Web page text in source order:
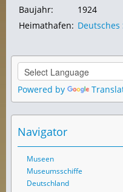
Baujahr:
1924
Heimathafen:
Powered by
Navigator
Museen
Museumsschiffe
Deutschland